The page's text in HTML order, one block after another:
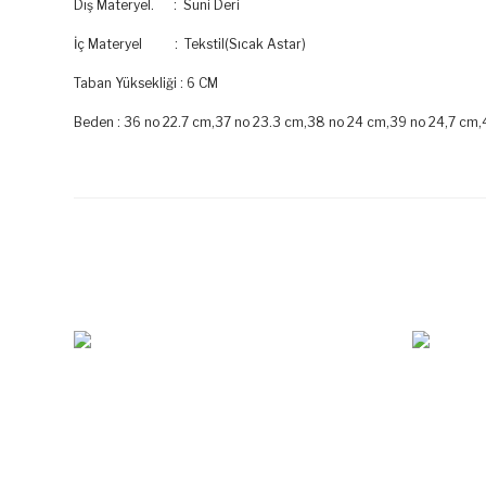
Dış Materyel. : Suni Deri
İç Materyel : Tekstil(Sıcak Astar)
Taban Yüksekliği : 6 CM
Beden : 36 no 22.7 cm,37 no 23.3 cm,38 no 24 cm,39 no 24,7